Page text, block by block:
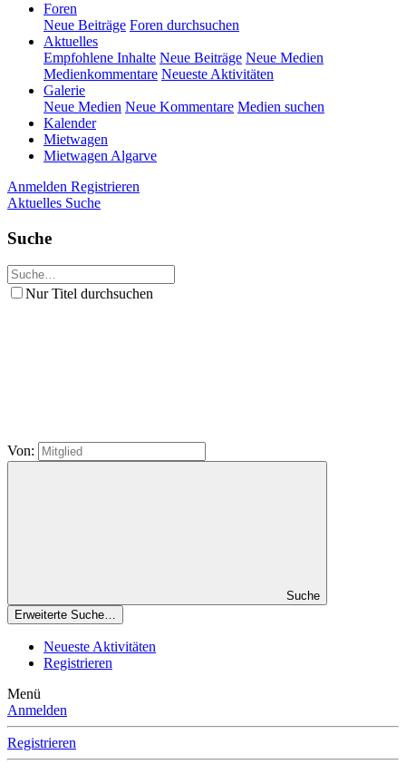
Foren
Neue Beiträge Foren durchsuchen
Aktuelles
Empfohlene Inhalte Neue Beiträge Neue Medien
Medienkommentare Neueste Aktivitäten
Galerie
Neue Medien Neue Kommentare Medien suchen
Kalender
Mietwagen
Mietwagen Algarve
Anmelden Registrieren
Aktuelles Suche
Suche
Nur Titel durchsuchen
Von:
Suche
Erweiterte Suche…
Neueste Aktivitäten
Registrieren
Menü
Anmelden
Registrieren